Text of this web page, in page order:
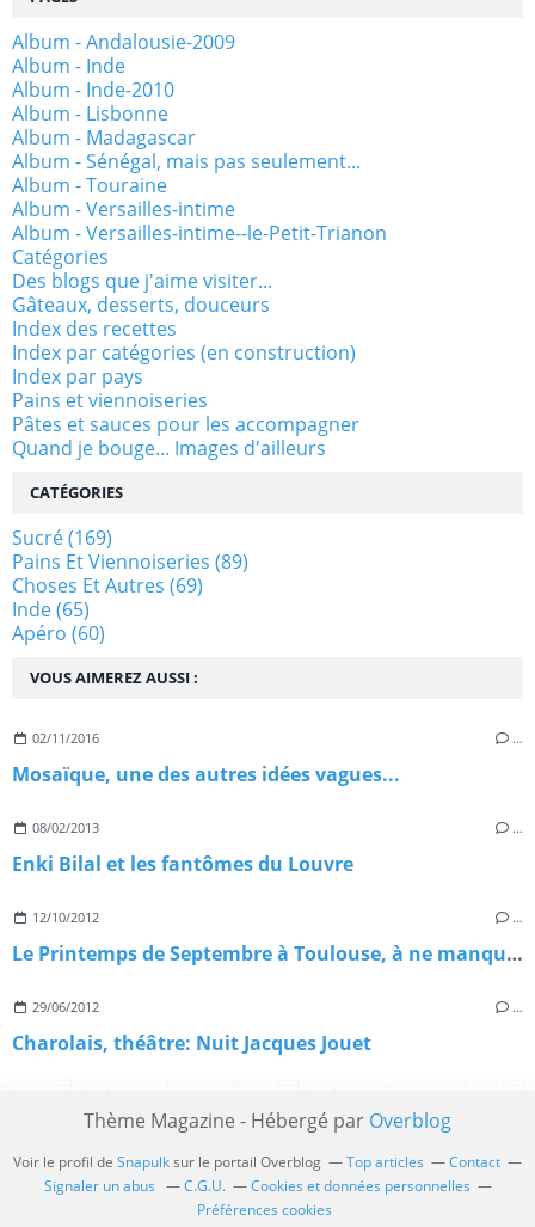
VOUS AIMEREZ AUSSI :
02/11/2016 …
Mosaïque, une des autres idées vagues...
08/02/2013 …
Enki Bilal et les fantômes du Louvre
12/10/2012 …
Le Printemps de Septembre à Toulouse, à ne manquer sous aucun prétexte!
29/06/2012 …
Charolais, théâtre: Nuit Jacques Jouet
Album - Andalousie-2009
Album - Inde
Album - Inde-2010
Album - Lisbonne
Album - Madagascar
Album - Sénégal, mais pas seulement...
Album - Touraine
Album - Versailles-intime
Album - Versailles-intime--le-Petit-Trianon
Catégories
Des blogs que j'aime visiter...
Gâteaux, desserts, douceurs
Index des recettes
Index par catégories (en construction)
Index par pays
Pains et viennoiseries
Pâtes et sauces pour les accompagner
Quand je bouge... Images d'ailleurs
CATÉGORIES
Sucré(169)
Pains Et Viennoiseries (89)
Choses Et Autres (69)
Inde(65)
Apéro (60)
Thème Magazine - Hébergé par Overblog
Voir le profil de Snapulksur le portail Overblog Top articles
Contact
Signaler un abus
C.G.U.
Cookies et données personnelles
Préférences cookies